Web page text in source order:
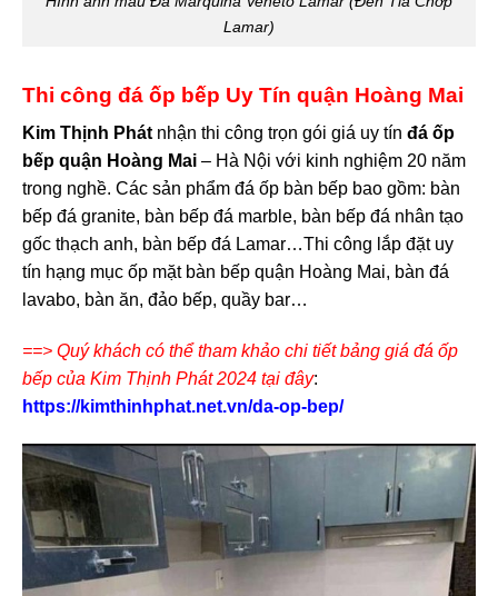
Lamar)
Thi công đá ốp bếp Uy Tín quận Hoàng Mai
Kim Thịnh Phát nhận thi công trọn gói giá uy tín đá ốp
bếp quận Hoàng Mai – Hà Nội với kinh nghiệm 20 năm
trong nghề. Các sản phẩm đá ốp bàn bếp bao gồm: bàn
bếp đá granite, bàn bếp đá marble, bàn bếp đá nhân tạo
gốc thạch anh, bàn bếp đá Lamar…Thi công lắp đặt uy
tín hạng mục ốp mặt bàn bếp quận Hoàng Mai, bàn đá
lavabo, bàn ăn, đảo bếp, quầy bar…
==> Quý khách có thể tham khảo chi tiết bảng giá đá ốp
bếp của Kim Thịnh Phát 2024 tại đây:
https://kimthinhphat.net.vn/da-op-bep/